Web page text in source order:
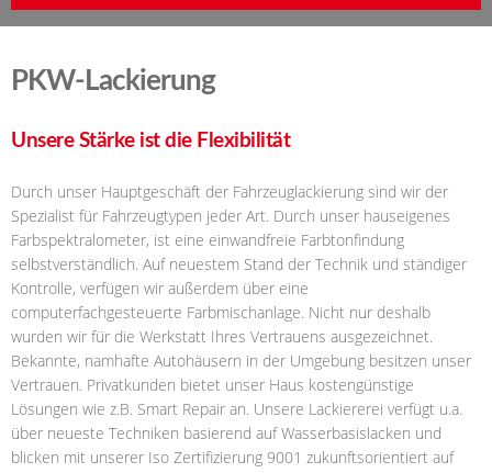
PKW-Lackierung
Unsere Stärke ist die Flexibilität
Durch unser Hauptgeschäft der Fahrzeuglackierung sind wir der
Spezialist für Fahrzeugtypen jeder Art. Durch unser hauseigenes
Farbspektralometer, ist eine einwandfreie Farbtonfindung
selbstverständlich. Auf neuestem Stand der Technik und ständiger
Kontrolle, verfügen wir außerdem über eine
computerfachgesteuerte Farbmischanlage. Nicht nur deshalb
wurden wir für die Werkstatt Ihres Vertrauens ausgezeichnet.
Bekannte, namhafte Autohäusern in der Umgebung besitzen unser
Vertrauen. Privatkunden bietet unser Haus kostengünstige
Lösungen wie z.B. Smart Repair an. Unsere Lackiererei verfügt u.a.
über neueste Techniken basierend auf Wasserbasislacken und
blicken mit unserer Iso Zertifizierung 9001 zukunftsorientiert auf